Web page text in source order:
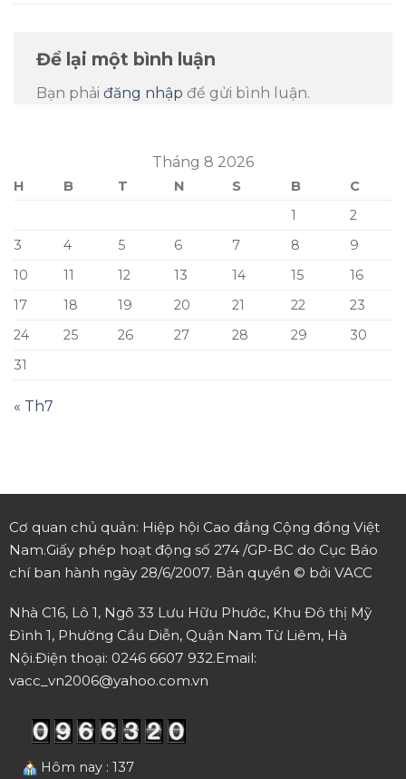
Để lại một bình luận
Bạn phải đăng nhập để gửi bình luận.
Tháng 8 2026
H B T N S B
C
1
2
3
4 5 6 7 8
9
10
11 12 13 14 15
16
17
18 19 20 21 22
23
24
25 26 27 28 29
30
31
« Th7
Cơ quan chủ quản: Hiệp hội Cao đẳng Cộng đồng Việt
Nam.Giấy phép hoạt động số 274 /GP-BC do Cục Báo
chí ban hành ngày 28/6/2007. Bản quyền © bởi VACC
Nhà C16, Lô 1, Ngõ 33 Lưu Hữu Phước, Khu Đô thị Mỹ
Đình 1, Phường Cầu Diễn, Quận Nam Từ Liêm, Hà
Nội.Điện thoại: 0246 6607 932.Email:
vacc_vn2006@yahoo.com.vn
Hôm nay : 137